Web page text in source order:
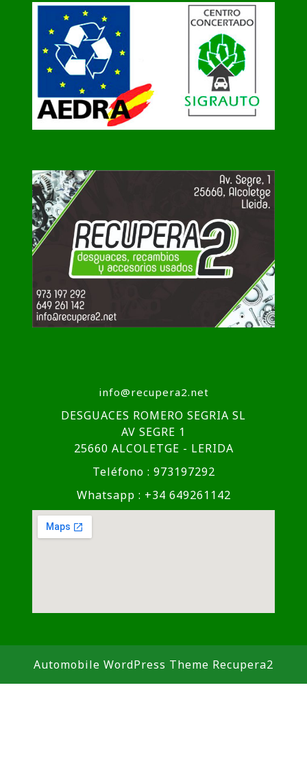
info@recupera2.net
DESGUACES ROMERO SEGRIA SL
AV SEGRE 1
25660 ALCOLETGE - LERIDA
Teléfono : 973197292
Whatsapp : +34 649261142
Automobile WordPress Theme Recupera2